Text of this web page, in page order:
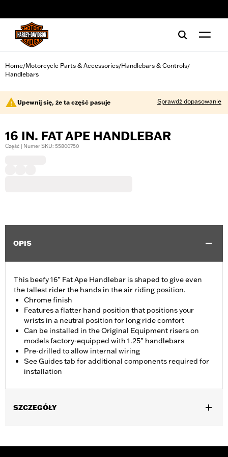
Home/Motorcycle Parts & Accessories/Handlebars & Controls/
Handlebars
Upewnij się, że ta część pasuje Sprawdź dopasowanie
16 IN. FAT APE HANDLEBAR
Część | Numer SKU: 55800750
OPIS
This beefy 16” Fat Ape Handlebar is shaped to give even
the tallest rider the hands in the air riding position.
Chrome finish
Features a flatter hand position that positions your
wrists in a neutral position for long ride comfort
Can be installed in the Original Equipment risers on
models factory-equipped with 1.25” handlebars
Pre-drilled to allow internal wiring
See Guides tab for additional components required for
installation
SZCZEGÓŁY